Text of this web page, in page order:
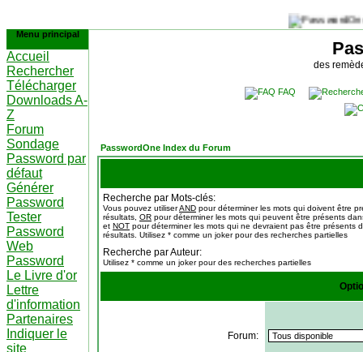
Menu principal
Accueil
Rechercher
Télécharger
Downloads A-
Z
Forum
Sondage
Password par
défaut
Générer
Password
Tester
Password
Web
Password
Le Livre d'or
Lettre
d'information
Partenaires
Indiquer le
site
des
FAQ
PasswordOne Index du Forum
Recherche par Mots-clés:
Vous pouvez utiliserAND pour déterminer les mots qui doivent être
résultats, OR pour déterminer les mots qui peuvent être présents
et NOT pour déterminer les mots qui ne devraient pas être présents
résultats. Utilisez * comme un joker pour des recherches partielles
Recherche par Auteur:
Utilisez * comme un joker pour des recherches partielles
Forum: